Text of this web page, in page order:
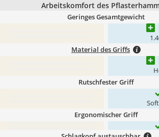
Arbeitskomfort des
Geringes Gesamtgewicht
Material des Griffs
Rutschfester Griff
Ergonomischer Griff